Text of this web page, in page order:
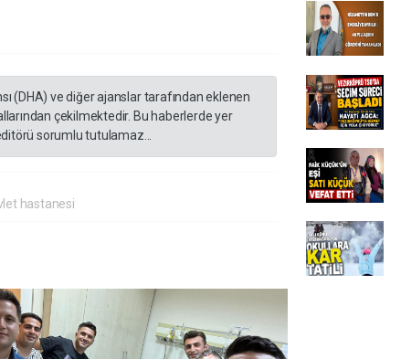
(DHA) ve diğer ajanslar tarafından eklenen
çekilmektedir. Bu haberlerde yer
sorumlu tutulamaz...
hastanesi